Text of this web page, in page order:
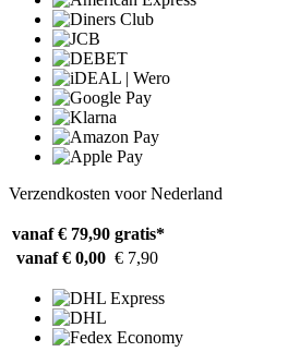
Verzendkosten voor Nederland
vanaf € 79,90 gratis*
vanaf € 0,00 € 7,90